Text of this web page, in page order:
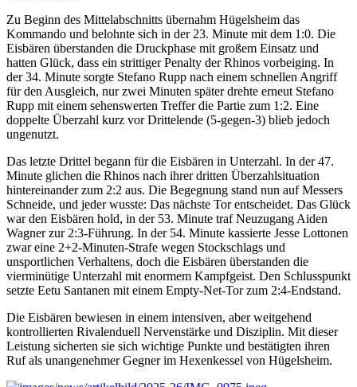
Zu Beginn des Mittelabschnitts übernahm Hügelsheim das
Kommando und belohnte sich in der 23. Minute mit dem 1:0. Die
Eisbären überstanden die Druckphase mit großem Einsatz und
hatten Glück, dass ein strittiger Penalty der Rhinos vorbeiging. In
der 34. Minute sorgte Stefano Rupp nach einem schnellen Angriff
für den Ausgleich, nur zwei Minuten später drehte erneut Stefano
Rupp mit einem sehenswerten Treffer die Partie zum 1:2. Eine
doppelte Überzahl kurz vor Drittelende (5-gegen-3) blieb jedoch
ungenutzt.
Das letzte Drittel begann fürdie Eisbären in Unterzahl. In der 47.
Minute glichen die Rhinos nach ihrer dritten Überzahlsituation
hintereinander zum 2:2 aus. Die Begegnung stand nun auf Messers
Schneide, und jeder wusste: Das nächste Tor entscheidet. Das Glück
war den Eisbären hold, in der 53. Minute traf Neuzugang Aiden
Wagner zur 2:3-Führung. In der 54. Minute kassierte Jesse Lottonen
zwar eine 2+2-Minuten-Strafe wegen Stockschlags und
unsportlichen Verhaltens, doch die Eisbären überstanden die
vierminütige Unterzahl mit enormem Kampfgeist. Den Schlusspunkt
setzte Eetu Santanen mit einem Empty-Net-Tor zum 2:4-Endstand.
Die Eisbären bewiesen in einem intensiven, aber weitgehend
kontrollierten Rivalenduell Nervenstärke und Disziplin. Mit dieser
Leistung sicherten sie sich wichtige Punkte und bestätigten ihren
Ruf als unangenehmer Gegner im Hexenkessel von Hügelsheim.